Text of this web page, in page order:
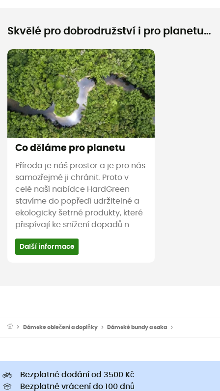
Skvělé pro dobrodružství i pro planetu…
Co děláme pro planetu
Příroda je náš prostor a je pro nás
samozřejmé ji chránit. Proto v
celé naší nabídce HardGreen
stavíme do popředí udržitelné a
ekologicky šetrné produkty, které
přispívají ke snížení dopadů n
Další informace
Dámske oblečeni a doplňky Dámské bundy a saka
Bezplatné dodání od 3500 Kč
Bezplatné vrácení do 100 dnů